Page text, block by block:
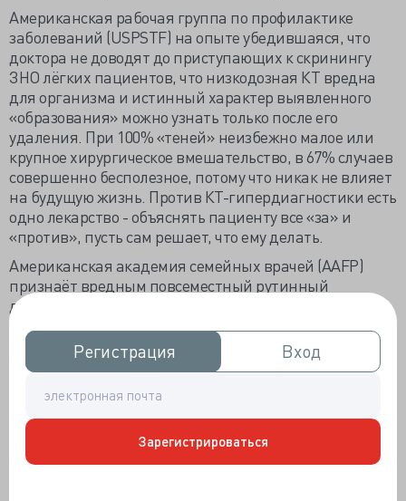
Регистрация
Регистрация Вход
Вход
Зарегистрироваться
Американская рабочая группа по профилактике
заболеваний (USPSTF) на опыте убедившаяся, что
доктора не доводят до приступающих к скринингу
ЗНО лёгких пациентов, что низкодозная КТ вредна
для организма и истинный характер выявленного
«образования» можно узнать только после его
удаления. При 100% «теней» неизбежно малое или
крупное хирургическое вмешательство, в 67% случаев
совершенно бесполезное, потому что никак не влияет
на будущую жизнь. Против КТ-гипердиагностики есть
одно лекарство - объяснять пациенту все «за» и
«против», пусть сам решает, что ему делать.
Американская академия семейных врачей (AAFP)
признаёт вредным повсеместный рутинный
домашний мониторинг глюкозы страдающими
сахарным диабетом 2 типа. Глюкометр необходим
при медикаментозном лечении, в остальных случаях
любопытство портит настроение и подушечки
вируса герпеса бессмысленный, если инфекция
клинически не проявляется, потому что тесты
несовершенны и врут в половине случаев, да и
правдивый серологический ответ ничего не меняет,